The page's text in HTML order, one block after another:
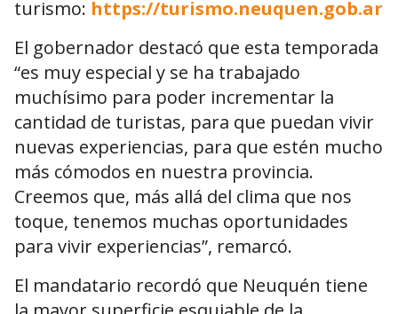
turismo: https://turismo.neuquen.gob.ar
El gobernador destacó que esta temporada
“es muy especial y se ha trabajado
muchísimo para poder incrementar la
cantidad de turistas, para que puedan vivir
nuevas experiencias, para que estén mucho
más cómodos en nuestra provincia.
Creemos que, más allá del clima que nos
toque, tenemos muchas oportunidades
para vivir experiencias”, remarcó.
El mandatario recordó que Neuquén tiene